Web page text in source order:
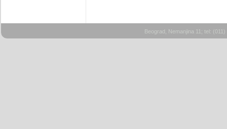
Beograd, Nemanjina 11; tel: